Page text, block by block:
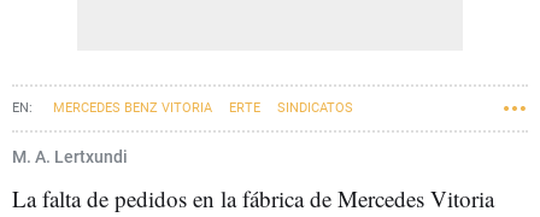
MERCEDES BENZ VITORIA ERTE SINDICATOS
EMPRESAS VASCAS
M. A. Lertxundi
La falta de pedidos en la fábrica de Mercedes Vitoria